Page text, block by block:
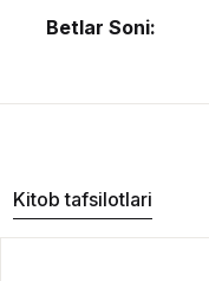
Betlar Soni:
Kitob tafsilotlari